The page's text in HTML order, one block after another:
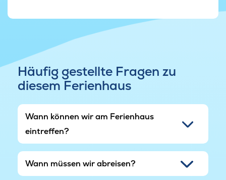
Mit Zugang vom Aktivitätsraum und
Wohnzimmer gibt es eine große, teilweise
überdachte Terrasse, die den perfekten Rahmen
für ein entspannendes Sonnenbad oder einen
gemütlichen Grillabend bietet. Die Terrasse liegt
in Südrichtung, wo keine Nachbarhäuser liegen-
Sommerabende also ganz in Ruhe ungestört
genießen.
Auf dem großzügigen Naturgrundstück befinden
sich Spielturm, Rutsche, Kletterwand, Schaukel,
Sandkasten, Fußballtore und Basketballkorb:
Häufig gestellte Fragen zu
diesem Ferienhaus
Wann können wir am Ferienhaus
eintreffen?
Wann müssen wir abreisen?